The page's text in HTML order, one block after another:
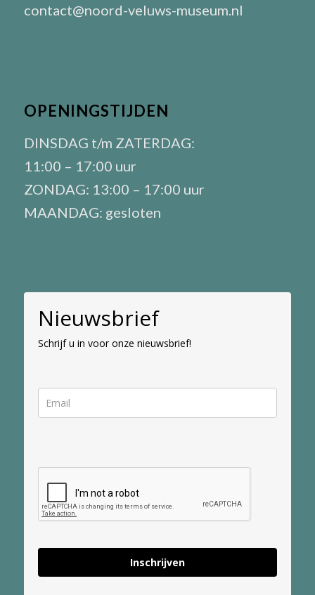
contact@noord-veluws-museum.nl
OPENINGSTIJDEN
DINSDAG t/m ZATERDAG:
11:00 – 17:00 uur
ZONDAG: 13:00 – 17:00 uur
MAANDAG: gesloten
Nieuwsbrief
Schrijf u in voor onze nieuwsbrief!
Inschrijven